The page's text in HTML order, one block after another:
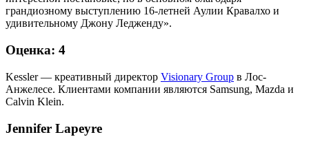
грандиозному выступлению 16-летней Аулии Кравалхо и
удивительному Джону Ледженду».
Оценка: 4
Kessler — креативный директор Visionary Group в Лос-
Анжелесе. Клиентами компании являются Samsung, Mazda и
Calvin Klein.
Jennifer Lapeyre